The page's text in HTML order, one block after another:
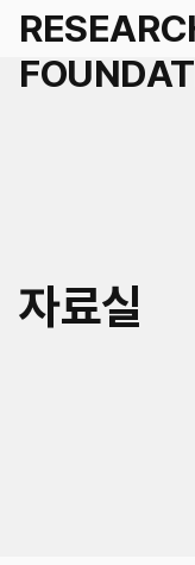
국가경영
학술연구지원 신청
자료실